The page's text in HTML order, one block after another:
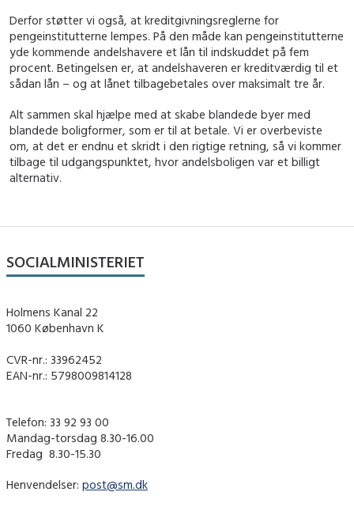
Derfor støtter vi også, at kreditgivningsreglerne for
pengeinstitutterne lempes. På den måde kan pengeinstitutterne
yde kommende andelshavere et lån til indskuddet på fem
procent. Betingelsen er, at andelshaveren er kreditværdig til et
sådan lån – og at lånet tilbagebetales over maksimalt tre år.
Alt sammen skal hjælpe med at skabe blandede byer med
blandede boligformer, som er til at betale. Vi er overbeviste
om, at det er endnu et skridt i den rigtige retning, så vi kommer
tilbage til udgangspunktet, hvor andelsboligen var et billigt
alternativ.
SOCIALMINISTERIET
Holmens Kanal 22
1060 København K
CVR-nr.: 33962452
EAN-nr.: 5798009814128
Telefon: 33 92 93 00
Mandag-torsdag 8.30-16.00
Fredag ​ 8.30-15.30
Henvendelser: post@sm.dk